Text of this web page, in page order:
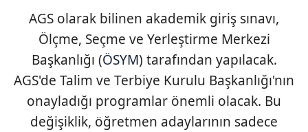
AGS olarak bilinen akademik giriş sınavı,
Ölçme, Seçme ve Yerleştirme Merkezi
Başkanlığı (ÖSYM) tarafından yapılacak.
AGS'de Talim ve Terbiye Kurulu Başkanlığı'nın
onayladığı programlar önemli olacak. Bu
değişiklik, öğretmen adaylarının sadece